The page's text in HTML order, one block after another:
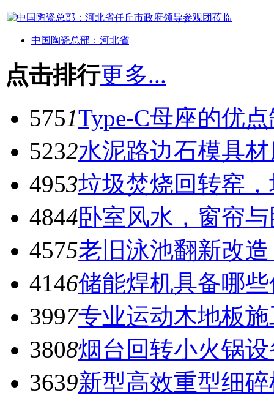
中国陶瓷总部：河北省
点击排行更多...
5751Type-C母座的优
5232水泥路边石模具
4953垃圾焚烧回转窑
4844卧室风水，窗帘
4575老旧泳池翻新改
4146储能焊机具备哪
3997专业运动木地板
3808烟台回转小火锅
3639新型高效重型细